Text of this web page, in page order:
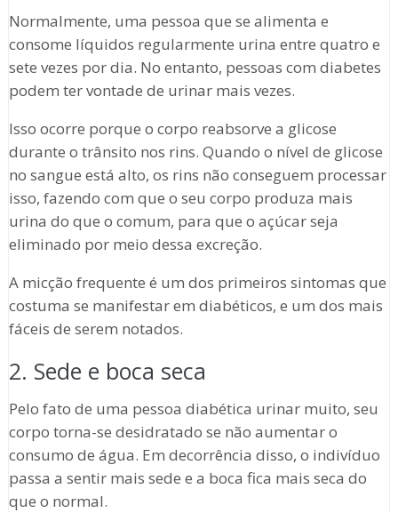
Normalmente, uma pessoa que se alimenta e
consome líquidos regularmente urina entre quatro e
sete vezes por dia. No entanto, pessoas com diabetes
podem ter vontade de urinar mais vezes.
Isso ocorre porque o corpo reabsorve a glicose
durante o trânsito nos rins. Quando o nível de glicose
no sangue está alto, os rins não conseguem processar
isso, fazendo com que o seu corpo produza mais
urina do que o comum, para que o açúcar seja
eliminado por meio dessa excreção.
A micção frequente é um dos primeiros sintomas que
costuma se manifestar em diabéticos, e um dos mais
fáceis de serem notados.
2. Sede e boca seca
Pelo fato de uma pessoa diabética urinar muito, seu
corpo torna-se desidratado se não aumentar o
consumo de água. Em decorrência disso, o indivíduo
passa a sentir mais sede e a boca fica mais seca do
que o normal.